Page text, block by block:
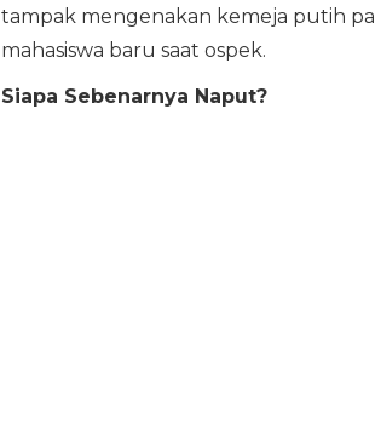
tampak mengenakan kemeja putih
mahasiswa baru saat ospek.
Siapa Sebenarnya Naput?